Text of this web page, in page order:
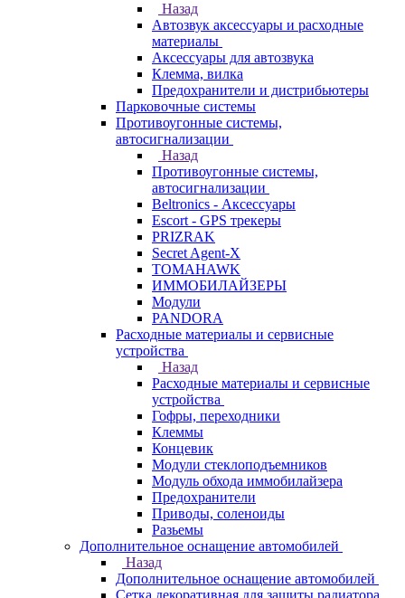
Назад
Автозвук аксессуары и расходные
материалы
Аксессуары для автозвука
Клемма, вилка
Предохранители и дистрибьютеры
Парковочные системы
Противоугонные системы,
автосигнализации
Назад
Противоугонные системы,
автосигнализации
Beltronics - Аксессуары
Escort - GPS трекеры
PRIZRAK
Secret Agent-X
TOMAHAWK
ИММОБИЛАЙЗЕРЫ
Модули
PANDORA
Расходные материалы и сервисные
устройства
Назад
Расходные материалы и сервисные
устройства
Гофры, переходники
Клеммы
Концевик
Модули стеклоподъемников
Модуль обхода иммобилайзера
Предохранители
Приводы, соленоиды
Разьемы
Дополнительное оснащение автомобилей
Назад
Дополнительное оснащение автомобилей
Сетка декоративная для защиты радиатора